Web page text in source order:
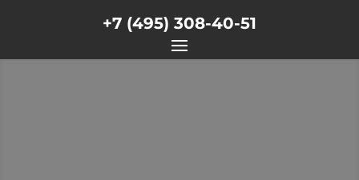
+7 (495) 308-40-51